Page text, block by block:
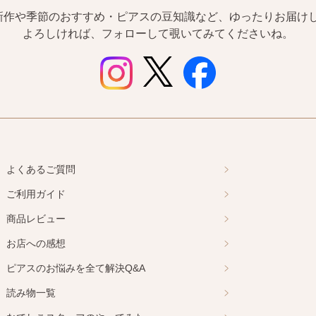
や季節のおすすめ・ピアスの豆知識など、ゆったりお届け
よろしければ、フォローして覗いてみてくださいね。
よくあるご質問
ご利用ガイド
商品レビュー
お店への感想
ピアスのお悩みを全て解決Q&A
読み物一覧